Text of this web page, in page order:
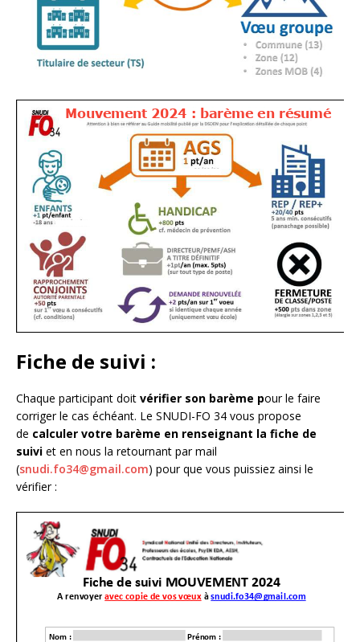
Fiche de suivi :
Chaque participant doit vérifier son barème pour le faire
corriger le cas échéant. Le SNUDI-FO 34 vous propose
de calculer votre barème en renseignant la fiche de
suivi et en nous la retournant par mail
(snudi.fo34@gmail.com) pour que vous puissiez ainsi le
vérifier :